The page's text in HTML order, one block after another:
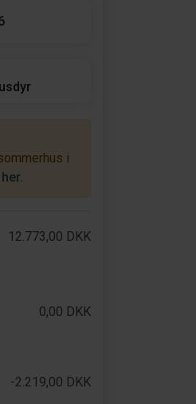
i
her.
12.773,00 DKK
0,00 DKK
-2.219,00 DKK